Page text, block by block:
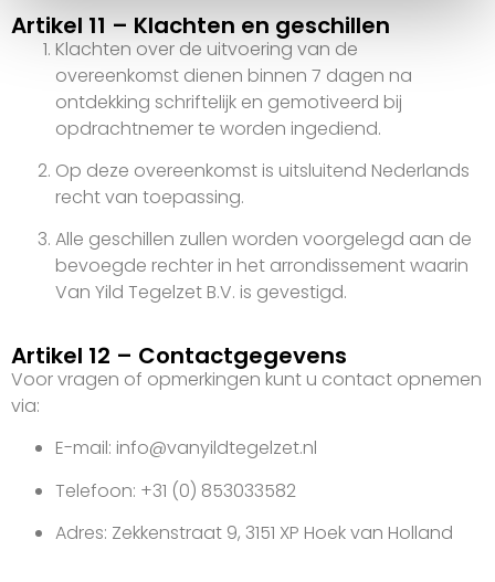
Artikel 11 – Klachten en geschillen
Klachten over de uitvoering van de
overeenkomst dienen binnen 7 dagen na
ontdekking schriftelijk en gemotiveerd bij
opdrachtnemer te worden ingediend.
Op deze overeenkomst is uitsluitend Nederlands
recht van toepassing.
Alle geschillen zullen worden voorgelegd aan de
bevoegde rechter in het arrondissement waarin
Van Yild Tegelzet B.V. is gevestigd.
Artikel 12 – Contactgegevens
Voor vragen of opmerkingen kunt u contact opnemen
via:
E-mail: info@vanyildtegelzet.nl
Telefoon: +31 (0) 853033582
Adres: Zekkenstraat 9, 3151 XP Hoek van Holland